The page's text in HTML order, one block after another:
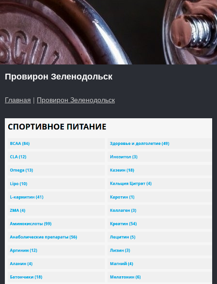
Провирон Зеленодольск
Главная | Провирон Зеленодольск